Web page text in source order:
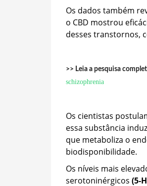
Os dados também
o CBD mostrou
desses transtornos,
>> Leia a pesquisa
schizophrenia
Os cientistas
essa substância
que metaboliza o
biodisponibilidade.
Os níveis mais
serotoninérgicos (5-